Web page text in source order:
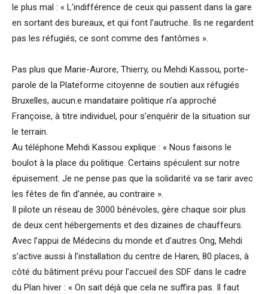
le plus mal : « L’indifférence de ceux qui passent dans la gare
en sortant des bureaux, et qui font l’autruche. Ils ne regardent
pas les réfugiés, ce sont comme des fantômes ».
Pas plus que Marie-Aurore, Thierry, ou Mehdi Kassou, porte-
parole de la Plateforme citoyenne de soutien aux réfugiés
Bruxelles, aucun.e mandataire politique n’a approché
Françoise, à titre individuel, pour s’enquérir de la situation sur
le terrain.
Au téléphone Mehdi Kassou explique : « Nous faisons le
boulot à la place du politique. Certains spéculent sur notre
épuisement. Je ne pense pas que la solidarité va se tarir avec
les fêtes de fin d’année, au contraire ».
Il pilote un réseau de 3000 bénévoles, gère chaque soir plus
de deux cent hébergements et des dizaines de chauffeurs.
Avec l’appui de Médecins du monde et d’autres Ong, Mehdi
s’active aussi à l’installation du centre de Haren, 80 places, à
côté du bâtiment prévu pour l’accueil des SDF dans le cadre
du Plan hiver : « On sait déjà que cela ne suffira pas. Il faut